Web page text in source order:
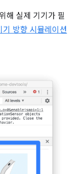
해 실제 기기가 필
기 방향 시뮬레이션